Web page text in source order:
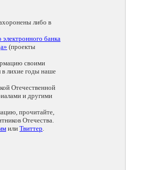
либо в
банка
(проекты
своими
в лихие годы наше
Отечественной
и другими
прочитайте,
Отечества.
или Твиттер.